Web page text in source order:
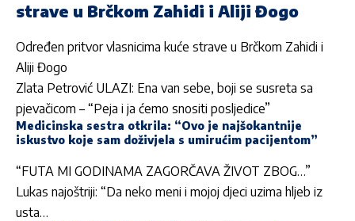
strave u Brčkom Zahidi i Aliji Đogo
Određen pritvor vlasnicima kuće strave u Brčkom Zahidi i
Aliji Đogo
Zlata Petrović ULAZI: Ena van sebe, boji se susreta sa
pjevačicom – “Peja i ja ćemo snositi posljedice”
Medicinska sestra otkrila: “Ovo je najšokantnije
iskustvo koje sam doživjela s umirućim pacijentom”
“FUTA MI GODINAMA ZAGORČAVA ŽIVOT ZBOG…”
Lukas najoštriji: “Da neko meni i mojoj djeci uzima hljeb iz
usta…